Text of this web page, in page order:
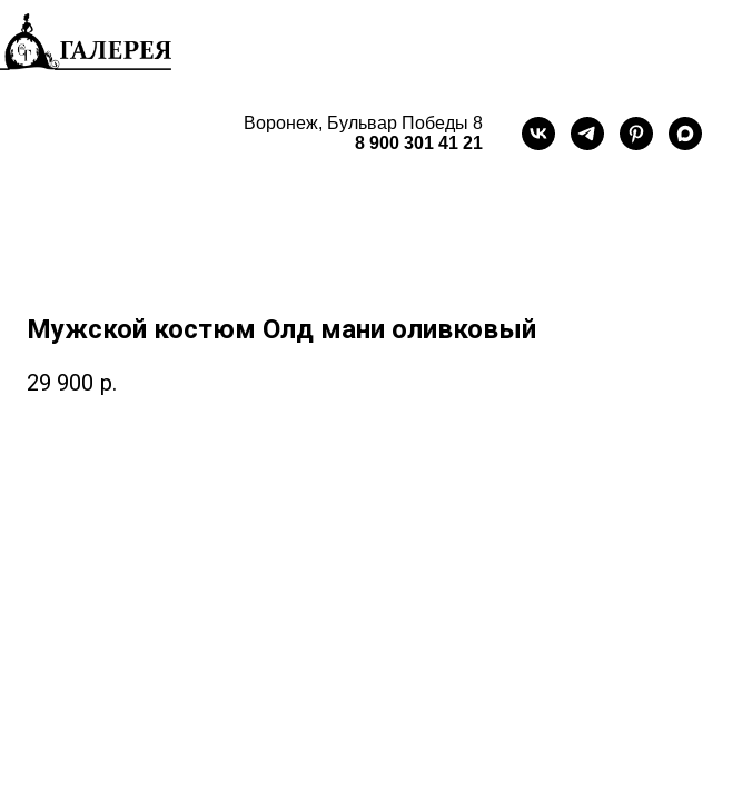
Воронеж, Бульвар Победы 8
8 900 301 41 21
Мужской костюм Олд мани оливковый
29 900 р.